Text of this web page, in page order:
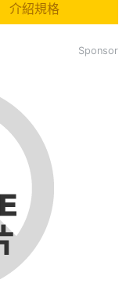
介紹規格
Sponsor